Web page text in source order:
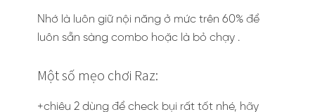
Nhớ là luôn giữ nội năng ở mức trên 60% để
luôn sẵn sàng combo hoặc là bỏ chạy .
Một số mẹo chơi Raz:
+chiêu 2 dùng để check bụi rất tốt nhé, hãy